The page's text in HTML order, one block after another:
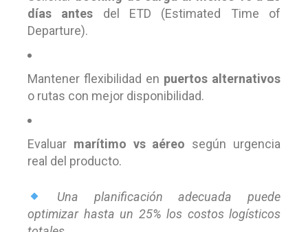
días antes del ETD (Estimated Time of
Departure).
Mantener flexibilidad en puertos alternativos
o rutas con mejor disponibilidad.
Evaluar marítimo vs aéreo según urgencia
real del producto.
Una planificación adecuada puede
optimizar hasta un 25% los costos logísticos